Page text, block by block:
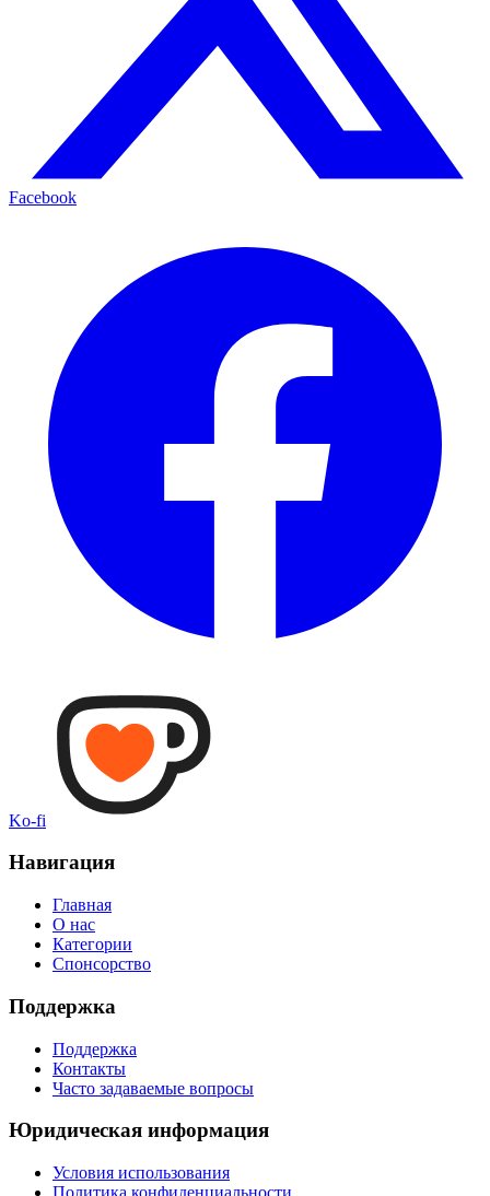
Facebook
Ko-fi
Навигация
Главная
О нас
Категории
Спонсорство
Поддержка
Поддержка
Контакты
Часто задаваемые вопросы
Юридическая информация
Условия использования
Политика конфиденциальности